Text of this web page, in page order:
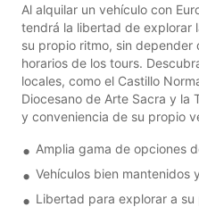
Al alquilar un vehículo con
tendrá la libertad de explorar
su propio ritmo, sin
horarios de los tours.
locales, como el Castillo
Diocesano de Arte Sacra y la
y conveniencia de su propio
Amplia gama de opciones
Vehículos bien mantenidos
Libertad para explorar a su